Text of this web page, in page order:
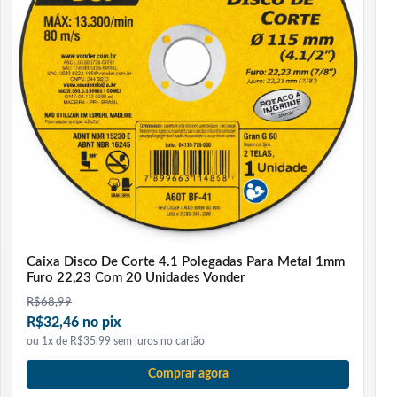
É difícil configurar o controle?
Não. A configuração é simples e pode ser feita
diretamente pelo visor LCD, selecionando a marca ou
código correspondente.
Precisa de técnico para instalar?
Não precisa. O produto é fácil de configurar e usar,
podendo ser instalado pelo próprio usuário.
As pilhas acompanham o produto?
pilhas AAA para o funcionamento.
Substitui o controle original completamente?
Sim. Ele oferece as principais funções do controle
original, permitindo operar o ar-condicionado
Caixa Disco De Corte 4.1 Polegadas Para Metal 1mm
Furo 22,23 Com 20 Unidades Vonder
R$68,99
R$32,46 no pix
ou 1x de R$35,99 sem juros no cartão
Comprar agora